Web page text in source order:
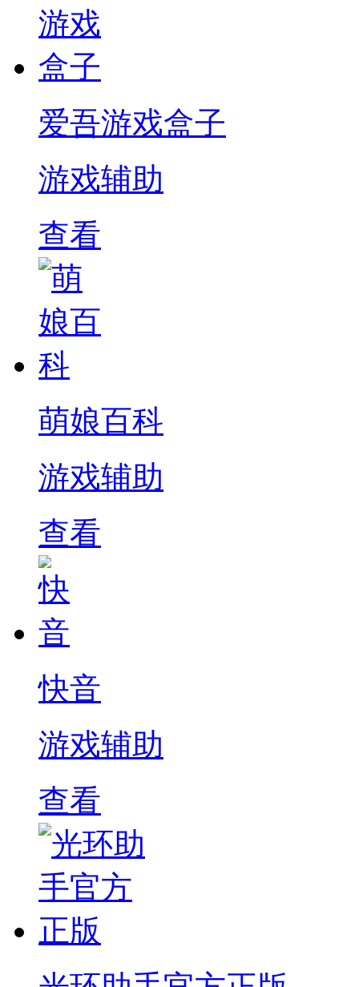
爱吾游戏盒子
游戏辅助
查看
萌娘百科
游戏辅助
查看
快音
游戏辅助
查看